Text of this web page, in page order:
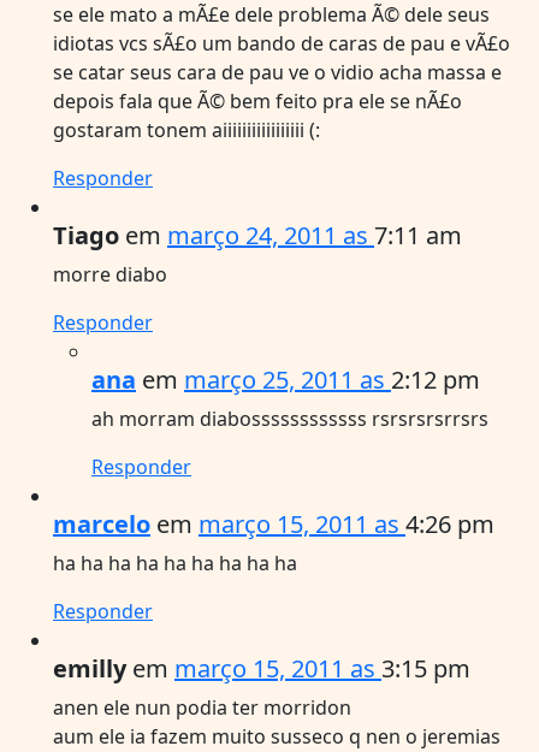
se ele mato a mÃ£e dele problema Ã© dele seus
idiotas vcs sÃ£o um bando de caras de pau e vÃ£o
se catar seus cara de pau ve o vidio acha massa e
depois fala que Ã© bem feito pra ele se nÃ£o
gostaram tonem aiiiiiiiiiiiiiiiii (:
Responder
Tiago em março 24, 2011 as 7:11 am
morre diabo
Responder
ana em março 25, 2011 as 2:12 pm
ah morram diabossssssssssss rsrsrsrsrrsrs
Responder
marcelo em março 15, 2011 as 4:26 pm
ha ha ha ha ha ha ha ha ha
Responder
emillyem março 15, 2011 as 3:15 pm
anen ele nun podia ter morridon
aum ele ia fazem muito susseco q nen o jeremias